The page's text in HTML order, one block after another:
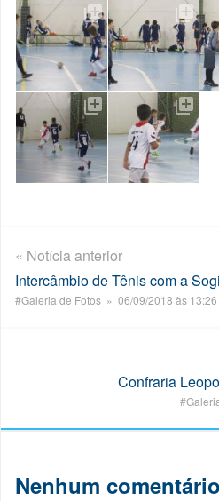
« Notícia anterior
Intercâmbio de Tênis com a
#Galeria de Fotos » 06/09/2018 às 13:26
Confraria
Nenhum comentário